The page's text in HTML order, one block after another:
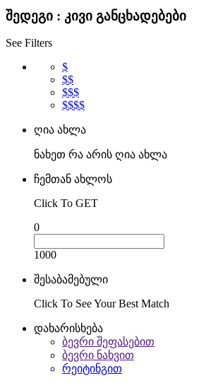
შედეგი : კივი განცხადებები
See Filters
$
$$
$$$
$$$$
ღია ახლა
ნახეთ რა არის ღია ახლა
ჩემთან ახლოს
Click To GET
0
1000
შესაბამებული
Click To See Your Best Match
დახარისხება
ბევრი შეფასებით
ბევრი ნახვით
რეიტინგით